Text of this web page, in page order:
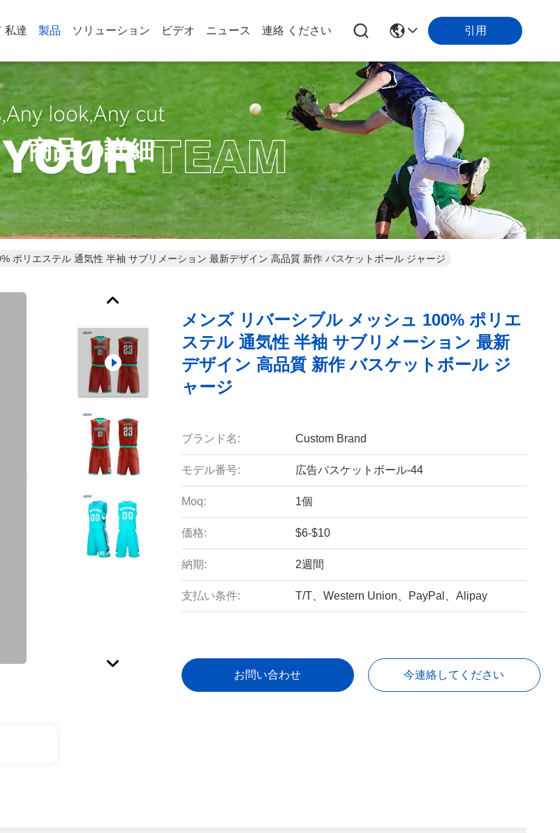
私達 製品 ソリューション ビデオ ニュース 連絡 ください 引用
商品の詳細
ポリエステル 通気性 半袖 サブリメーション 最新デザイン 高品質 新作 バスケットボール ジャージ
メンズ リバーシブル メッシュ 100% ポリエ
ステル 通気性 半袖 サブリメーション 最新
デザイン 高品質 新作 バスケットボール ジ
ャージ
ブランド名: Custom Brand
モデル番号: 広告バスケットボール-44
Moq: 1個
価格: $6-$10
納期: 2週間
支払い条件: T/T、Western Union、PayPal、Alipay
お問い合わせ 今連絡してください